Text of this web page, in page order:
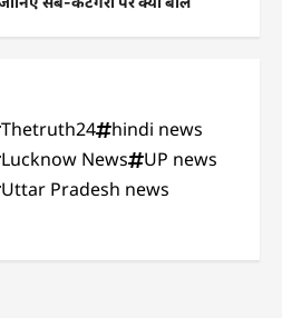
Thetruth24
hindi news
Lucknow News
UP news
Uttar Pradesh news